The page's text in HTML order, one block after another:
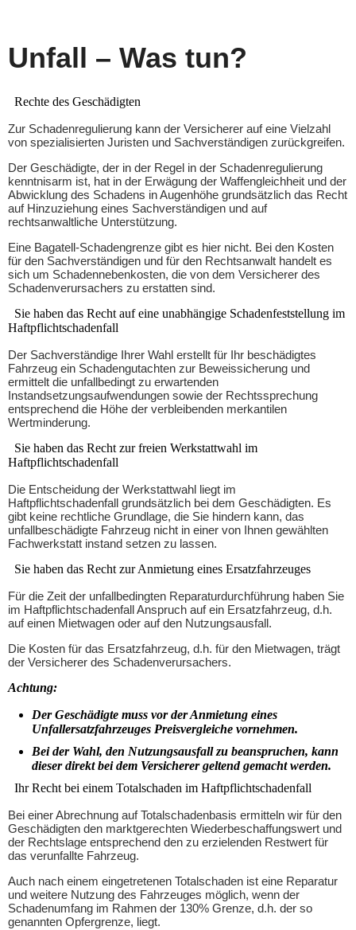
Unfall – Was tun?
Rechte des Geschädigten
Zur Schadenregulierung kann der Versicherer auf eine Vielzahl
von spezialisierten Juristen und Sachverständigen zurückgreifen.
Der Geschädigte, der in der Regel in der Schadenregulierung
kenntnisarm ist, hat in der Erwägung der Waffengleichheit und der
Abwicklung des Schadens in Augenhöhe grundsätzlich das Recht
auf Hinzuziehung eines Sachverständigen und auf
rechtsanwaltliche Unterstützung.
Eine Bagatell-Schadengrenze gibt es hier nicht. Bei den Kosten
für den Sachverständigen und für den Rechtsanwalt handelt es
sich um Schadennebenkosten, die von dem Versicherer des
Schadenverursachers zu erstatten sind.
Sie haben das Recht auf eine unabhängige Schadenfeststellung im
Haftpflichtschadenfall
Der Sachverständige Ihrer Wahl erstellt für Ihr beschädigtes
Fahrzeug ein Schadengutachten zur Beweissicherung und
ermittelt die unfallbedingt zu erwartenden
Instandsetzungsaufwendungen sowie der Rechtssprechung
entsprechend die Höhe der verbleibenden merkantilen
Wertminderung.
Sie haben das Recht zur freien Werkstattwahl im
Haftpflichtschadenfall
Die Entscheidung der Werkstattwahl liegt im
Haftpflichtschadenfall grundsätzlich bei dem Geschädigten. Es
gibt keine rechtliche Grundlage, die Sie hindern kann, das
unfallbeschädigte Fahrzeug nicht in einer von Ihnen gewählten
Fachwerkstatt instand setzen zu lassen.
Sie haben das Recht zur Anmietung eines Ersatzfahrzeuges
Für die Zeit der unfallbedingten Reparaturdurchführung haben Sie
im Haftpflichtschadenfall Anspruch auf ein Ersatzfahrzeug, d.h.
auf einen Mietwagen oder auf den Nutzungsausfall.
Die Kosten für das Ersatzfahrzeug, d.h. für den Mietwagen, trägt
der Versicherer des Schadenverursachers.
Achtung:
Der Geschädigte muss vor der Anmietung eines
Unfallersatzfahrzeuges Preisvergleiche vornehmen.
Bei der Wahl, den Nutzungsausfall zu beanspruchen, kann
dieser direkt bei dem Versicherer geltend gemacht werden.
Ihr Recht bei einem Totalschaden im Haftpflichtschadenfall
Bei einer Abrechnung auf Totalschadenbasis ermitteln wir für den
Geschädigten den marktgerechten Wiederbeschaffungswert und
der Rechtslage entsprechend den zu erzielenden Restwert für
das verunfallte Fahrzeug.
Auch nach einem eingetretenen Totalschaden ist eine Reparatur
und weitere Nutzung des Fahrzeuges möglich, wenn der
Schadenumfang im Rahmen der 130% Grenze, d.h. der so
genannten Opfergrenze, liegt.